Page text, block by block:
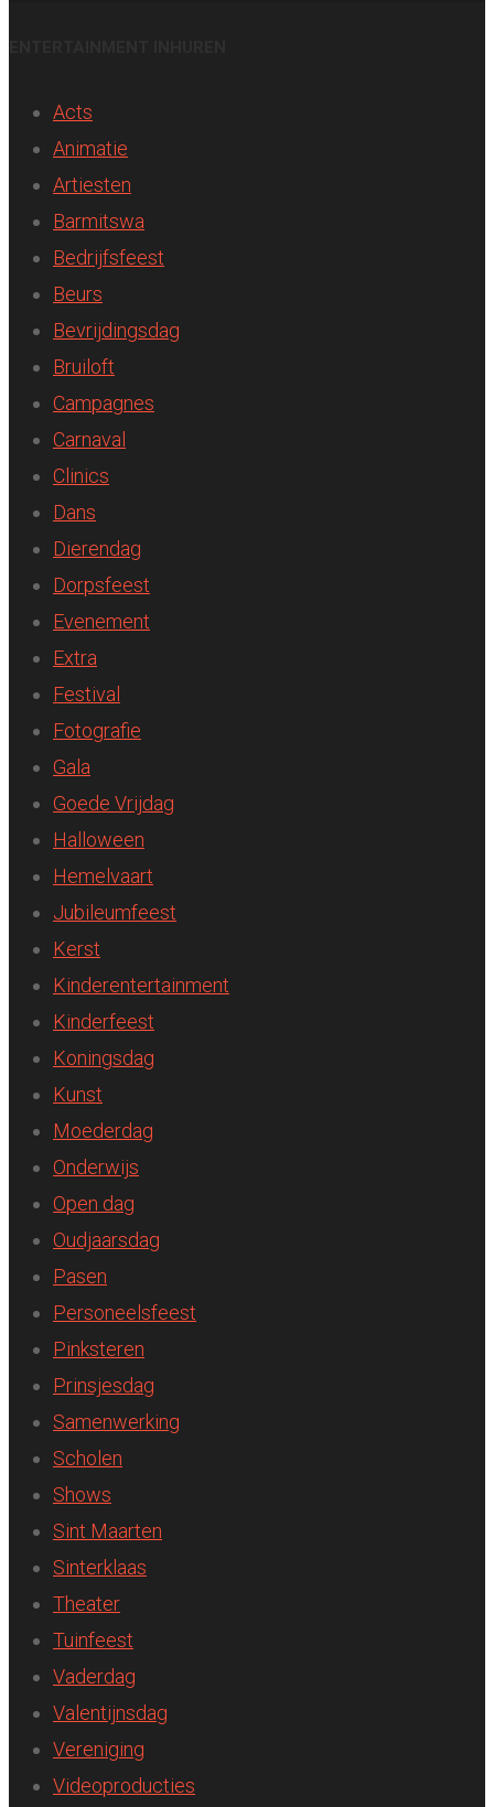
Acts
Animatie
Artiesten
Barmitswa
Bedrijfsfeest
Beurs
Bevrijdingsdag
Bruiloft
Campagnes
Carnaval
Clinics
Dans
Dierendag
Dorpsfeest
Evenement
Extra
Festival
Fotografie
Gala
Goede Vrijdag
Halloween
Hemelvaart
Jubileumfeest
Kerst
Kinderentertainment
Kinderfeest
Koningsdag
Kunst
Moederdag
Onderwijs
Open dag
Oudjaarsdag
Pasen
Personeelsfeest
Pinksteren
Prinsjesdag
Samenwerking
Scholen
Shows
Sint Maarten
Sinterklaas
Theater
Tuinfeest
Vaderdag
Valentijnsdag
Vereniging
Videoproducties